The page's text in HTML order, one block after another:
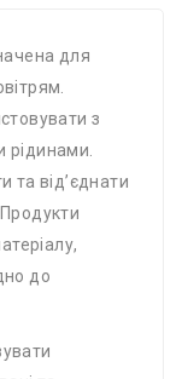
для
з
рідинами.
та від’єднати
до